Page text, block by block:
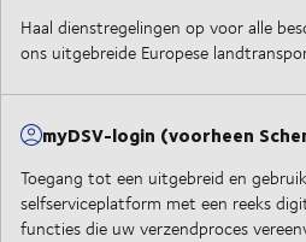
Haal dienstregelingen op voor alle
ons uitgebreide Europese
myDSV-login (voorheen
Toegang tot een uitgebreid en
selfserviceplatform met een reeks
functies die uw verzendproces